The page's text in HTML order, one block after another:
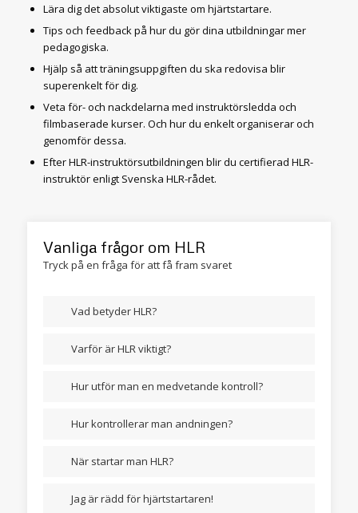
Lära dig det absolut viktigaste om hjärtstartare.
Tips och feedback på hur du gör dina utbildningar mer
pedagogiska.
Hjälp så att träningsuppgiften du ska redovisa blir
superenkelt för dig.
Veta för- och nackdelarna med instruktörsledda och
filmbaserade kurser. Och hur du enkelt organiserar och
genomför dessa.
Efter HLR-instruktörsutbildningen blir du certifierad HLR-
instruktör enligt Svenska HLR-rådet.
Vanliga frågor om HLR
Tryck på en fråga för att få fram svaret
Vad betyder HLR?
Varför är HLR viktigt?
Hur utför man en medvetande kontroll?
Hur kontrollerar man andningen?
När startar man HLR?
Jag är rädd för hjärtstartaren!